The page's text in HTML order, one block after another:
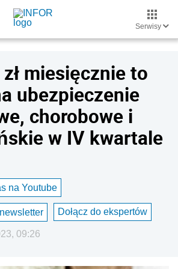
Serwisy
zł miesięcznie to
ubezpieczenie
chorobowe i
w IV kwartale
na Youtube
Dołącz do ekspertów
09:26